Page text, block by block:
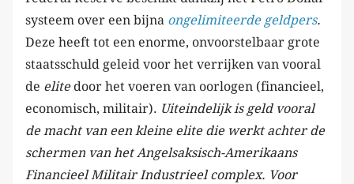
systeem over een bijna ongelimiteerde geldpers.
Deze heeft tot een enorme, onvoorstelbaar grote
staatsschuld geleid voor het verrijken van vooral
de elitedoor het voeren van oorlogen (financieel,
economisch, militair). Uiteindelijk is geld vooral
de macht van een kleine elite die werkt achter de
schermen van het Angelsaksisch-Amerikaans
Financieel Militair Industrieel complex. Voor